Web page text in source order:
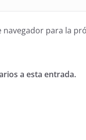
para la
a esta entrada.